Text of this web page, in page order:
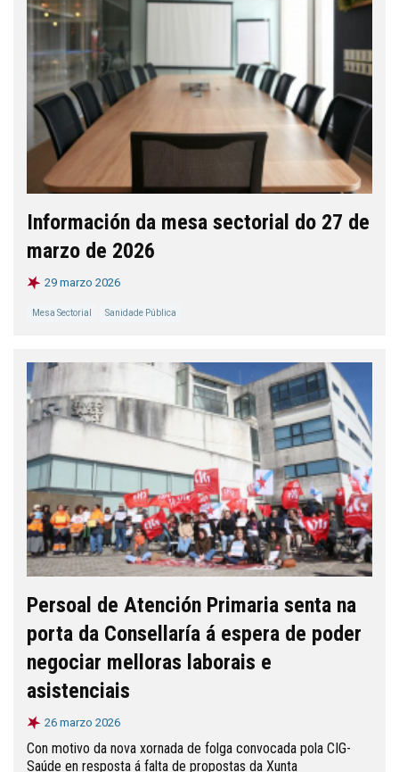
Información da mesa sectorial do 27 de
marzo de 2026
29 marzo 2026
Mesa Sectorial Sanidade Pública
Persoal de Atención Primaria senta na
porta da Consellaría á espera de poder
negociar melloras laborais e
asistenciais
26 marzo 2026
Con motivo da nova xornada de folga convocada pola CIG-
Saúde en resposta á falta de propostas da Xunta